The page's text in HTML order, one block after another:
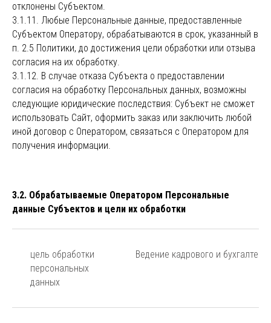
отклонены Субъектом.
3.1.11. Любые Персональные данные, предоставленные
Субъектом Оператору, обрабатываются в срок, указанный в
п. 2.5 Политики, до достижения цели обработки или отзыва
согласия на их обработку.
3.1.12. В случае отказа Субъекта о предоставлении
согласия на обработку Персональных данных, возможны
следующие юридические последствия: Субъект не сможет
использовать Сайт, оформить заказ или заключить любой
иной договор с Оператором, связаться с Оператором для
получения информации.
3.2. Обрабатываемые Оператором Персональные
данные Субъектов и цели их обработки
цель обработки
персональных
данных
Ведение кадрового и